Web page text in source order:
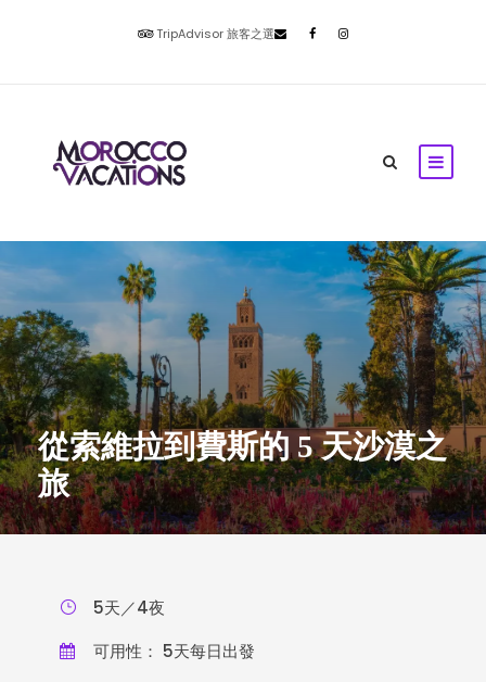
TripAdvisor 旅客之選
從索維拉到費斯的 5 天沙漠之
旅
5天／4夜
可用性： 5天每日出發